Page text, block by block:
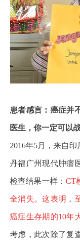
患者感言：癌症并
医生，你一定可以战
2016年5月，来自
丹福广州现代肿瘤
检查结果一样： CT
全消失。这表明，
癌症生存期的10年
考虑，此次除了复